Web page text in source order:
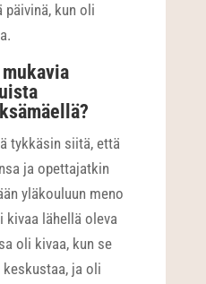
kun oli
tykkäsin siitä, että
ja opettajatkin
yläkouluun meno
kivaa lähellä oleva
oli kivaa, kun se
ja oli